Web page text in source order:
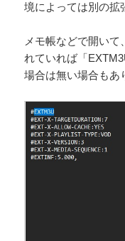
境によっては別の拡
メモ帳などで開いて
れていれば「
場合は無い場合もあ